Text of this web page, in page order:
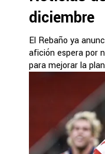
diciembre
El Rebaño ya
afición espera por
para mejorar la